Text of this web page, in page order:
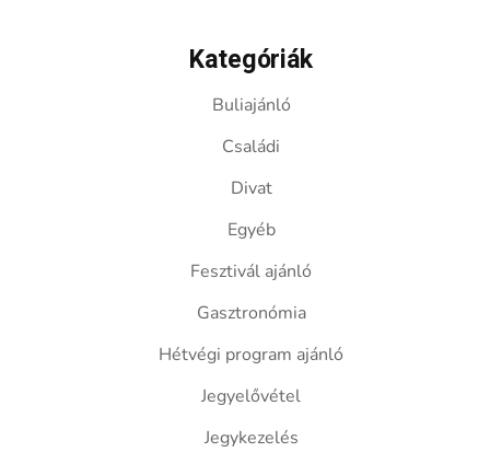
Kategóriák
Buliajánló
Családi
Divat
Egyéb
Fesztivál ajánló
Gasztronómia
Hétvégi program ajánló
Jegyelővétel
Jegykezelés